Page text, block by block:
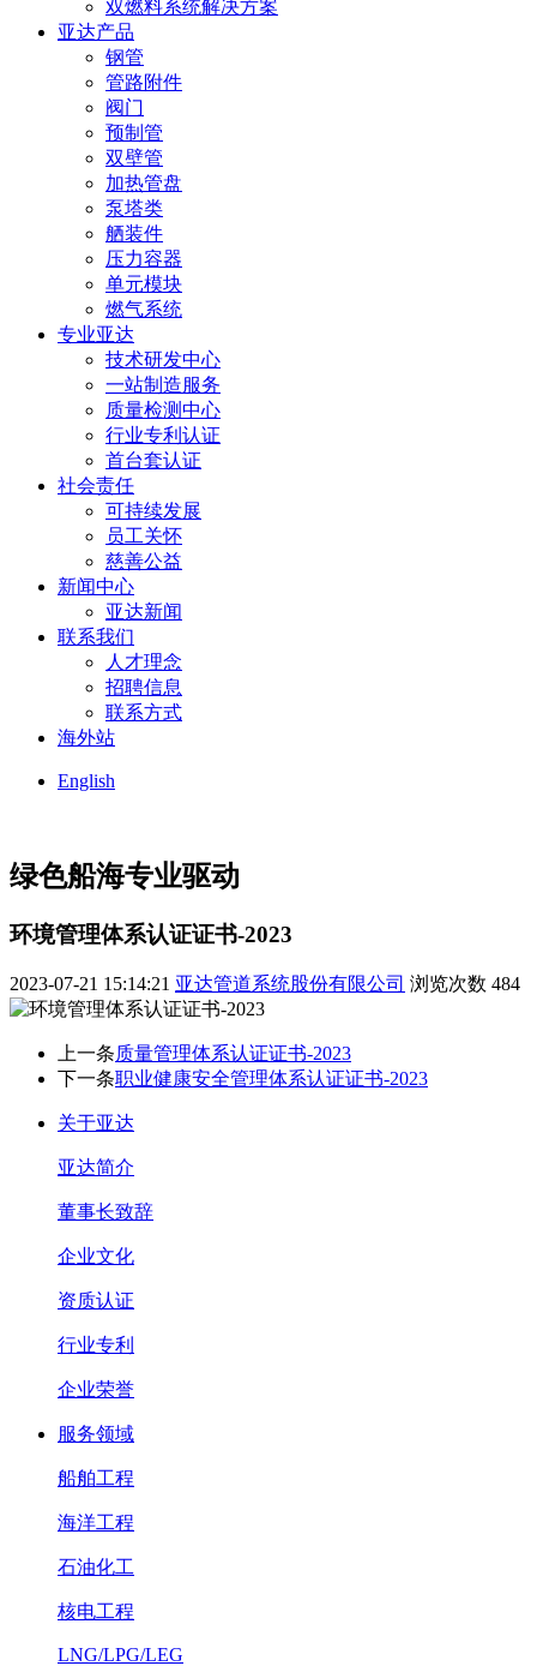
双燃料系统解决方案
亚达产品
钢管
管路附件
阀门
预制管
双壁管
加热管盘
泵塔类
舾装件
压力容器
单元模块
燃气系统
专业亚达
技术研发中心
一站制造服务
质量检测中心
行业专利认证
首台套认证
社会责任
可持续发展
员工关怀
慈善公益
新闻中心
亚达新闻
联系我们
人才理念
招聘信息
联系方式
海外站
English
绿色船海专业驱动
环境管理体系认证证书-2023
2023-07-21 15:14:21 亚达管道系统股份有限公司 浏览次数 484
上一条质量管理体系认证证书-2023
下一条职业健康安全管理体系认证证书-2023
关于亚达
亚达简介
董事长致辞
企业文化
资质认证
行业专利
企业荣誉
服务领域
船舶工程
海洋工程
石油化工
核电工程
LNG/LPG/LEG